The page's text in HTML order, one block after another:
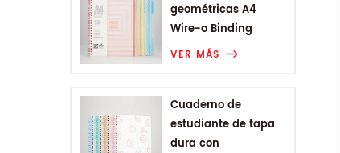
geométricas A4
Wire-o Binding
College Notebook
VER MÁS
Cuaderno de
estudiante de tapa
dura con